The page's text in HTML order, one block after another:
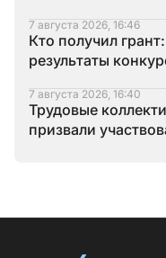
7 августа 2026, 16:46
Кто получил
результаты
7 августа 2026, 16:40
Трудовые
призвали